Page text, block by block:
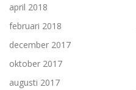
april 2018
februari 2018
december 2017
oktober 2017
augusti 2017